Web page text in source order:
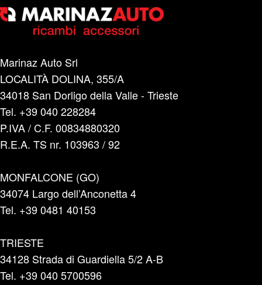
Marinaz Auto Srl
LOCALITÀ DOLINA, 355/A
34018 San Dorligo della Valle - Trieste
Tel. +39 040 228284
P.IVA / C.F. 00834880320
R.E.A. TS nr. 103963 / 92
MONFALCONE (GO)
34074 Largo dell’Anconetta 4
Tel. +39 0481 40153
TRIESTE
34128 Strada di Guardiella 5/2 A-B
Tel. +39 040 5700596